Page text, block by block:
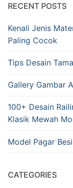
RECENT POSTS
Kenali Jenis
Paling Cocok
Tips Desain
Gallery Gambar
100+ Desain
Klasik Mewah
Model Pagar
CATEGORIES